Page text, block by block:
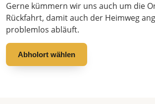
Gerne kümmern wir uns auch um die
Rückfahrt, damit auch der Heimweg
problemlos abläuft.
Abholort wählen